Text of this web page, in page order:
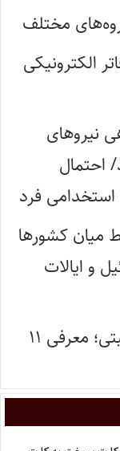
مختلف
الکترونیکی
نیروهای
احتمال
فرد
میان کشورها
و ایالات
انواع مالکیت املاک در حقوق ثبتی؛ معرفی ۱۱